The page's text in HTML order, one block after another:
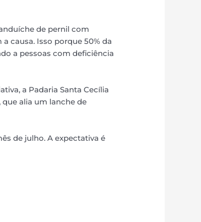
de pernil com
causa. Isso porque 50% da
a pessoas com deficiência
a Padaria Santa Cecília
alia um lanche de
de julho. A expectativa é